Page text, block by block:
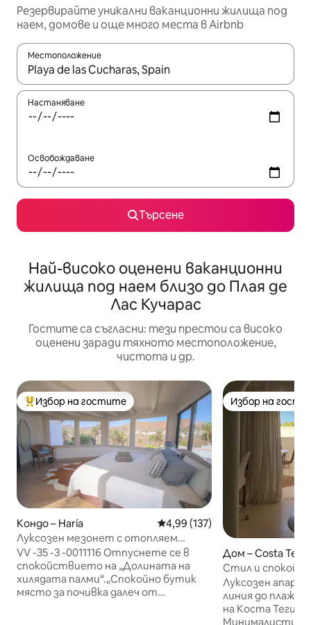
Резервирайте уникални ваканционни жилища под
наем, домове и още много места в Airbnb
Местоположение
Когато резултатите се покажат, използвайте
Настаняване
Освобождаване
Търсене
Най-високо оценени ваканционни
жилища под наем близо до Плая де
Лас Кучарас
Гостите са съгласни: тези престои са високо
оценени заради тяхното местоположение,
чистота и др.
Най-популярен избор на гостите
Избор на гостите
Кондо – Haría Средна оценка: 4,99 от 5,
4,99 (137)
Луксозен мезонет с отопляем
басейн (30°C), климатик, изглед към
Хариа
VV -35 -3 -0011116 Отпуснете се в
спокойствието на „Долината на
хилядата палми“.„Спокойно бутик
място за почивка далеч от
Избор на
Избор на
Дом – Costa
Стил и
морето
Луксозен
линия до плажа
на Коста Тегизе.